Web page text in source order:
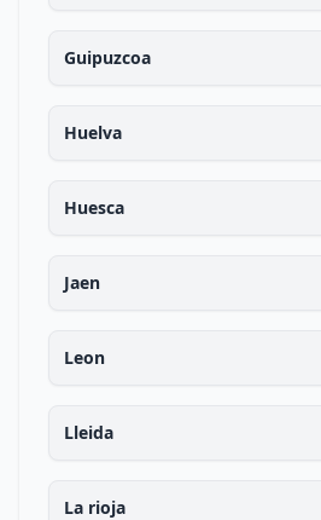
Guipuzcoa
Huelva
Huesca
Jaen
Leon
Lleida
La rioja